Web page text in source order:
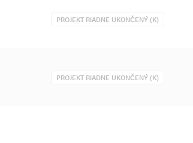
PROJEKT RIADNE UKONČENÝ (K)
PROJEKT RIADNE UKONČENÝ (K)